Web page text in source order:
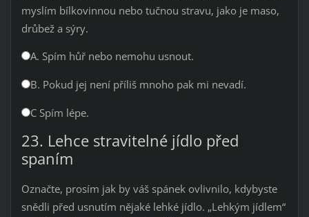
myslím bílkovinnou nebo tučnou stravu, jako je maso,
drůbež a sýry.
A. Spím hůř nebo nemohu usnout.
B. Pokud jej není příliš mnoho pak mi nevadí.
C Spím lépe.
23. Lehce stravitelné jídlo před
spaním
Označte, prosím jak by váš spánek ovlivnilo, kdybyste
snědli před usnutím nějaké lehké jídlo. „Lehkým jídlem“